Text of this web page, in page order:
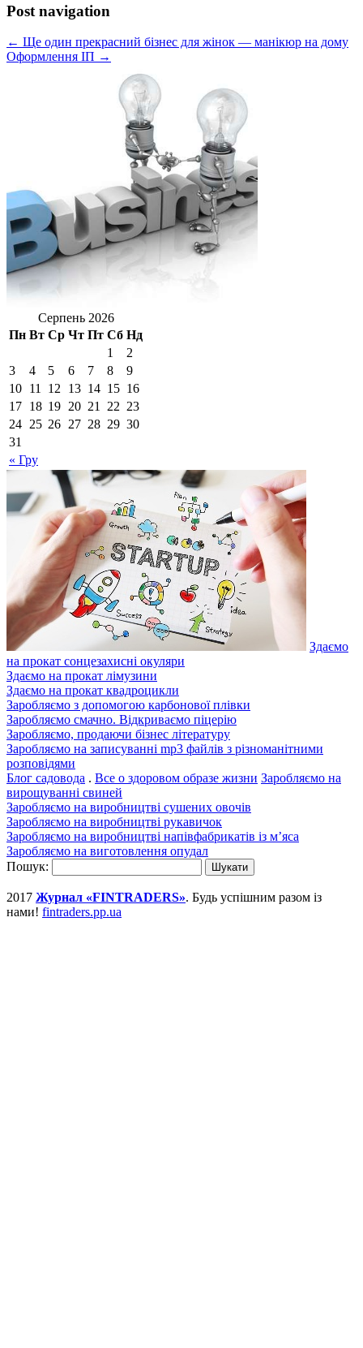
Post navigation
← Ще один прекрасний бізнес для жінок — манікюр на дому
Оформлення ІП →
Серпень 2026
Пн Вт Ср Чт Пт Сб Нд
« Гру
1
2
3
4 5 6 7 8
9
10 11 12 13 14 15 16
17 18 19 20 21 22 23
24 25 26 27 28 29 30
31
Здаємо
на прокат сонцезахисні окуляри
Здаємо на прокат лімузини
Здаємо на прокат квадроцикли
Заробляємо з допомогою карбонової плівки
Заробляємо смачно. Відкриваємо піцерію
Заробляємо, продаючи бізнес літературу
Заробляємо на записуванні mp3 файлів з різноманітними
розповідями
Блог садовода . Все о здоровом образе жизни Заробляємо на
вирощуванні свиней
Заробляємо на виробництві сушених овочів
Заробляємо на виробництві рукавичок
Заробляємо на виробництві напівфабрикатів із м’яса
Заробляємо на виготовлення опудал
Пошук:
2017 Журнал «FINTRADERS». Будь успішним разом із
нами! fintraders.pp.ua